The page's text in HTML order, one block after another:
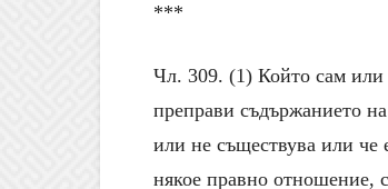
***
Чл. 309. (1) Който сам или
преправи съдържанието
или не съществува или че
някое правно отношение,